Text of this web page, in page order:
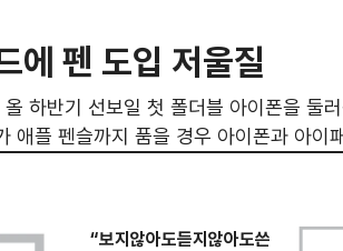
에 펜 도입 저울질
하반기 선보일 첫 폴더블 아이폰을 둘
애플 펜슬까지 품을 경우 아이폰과 아이
번 선택이 폴더블폰
“보지않아도듣지않아도쓴